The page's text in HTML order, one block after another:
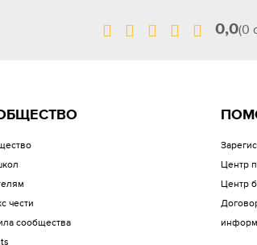
0,0(0
чести
сообщества
Центр
Центр